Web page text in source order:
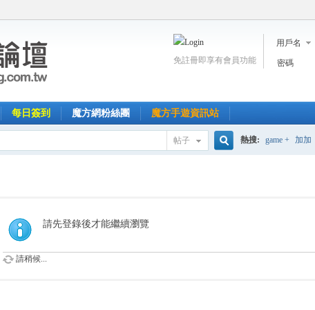
用戶名
密碼
免註冊即享有會員功能
每日簽到 魔方網粉絲團 魔方手遊資訊站
帖子 熱搜: game + 加加
請先登錄後才能繼續瀏覽
請稍候...